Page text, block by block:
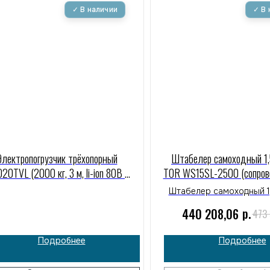
трёхопорный
(2000 кг, 3 м, li-ion 80В /
Подробнее
Штабелер самоходный
TOR WS15SL-2500
Штабелер самоходный
(сопровождаемый)
складскими грузами и
логистики и работы с
440 208,06 р.473
Подробнее